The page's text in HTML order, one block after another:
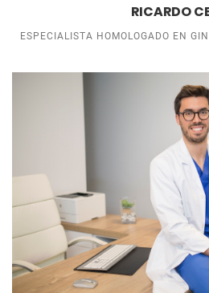
RICARDO
ESPECIALISTA HOMOLOGADO EN